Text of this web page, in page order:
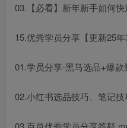
03.【必看】新年新手如何
15.优秀学员分享【更新25年
01.学员分享-黑马选品+爆
02.小红书选品技巧、笔记